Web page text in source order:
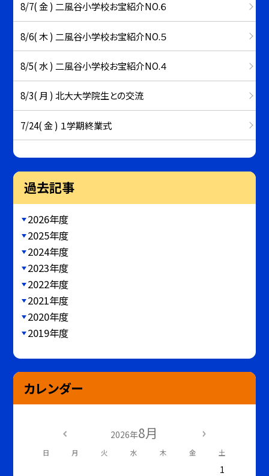
8/7( 金 ) 二風谷小学校お宝紹介NO.６
8/6( 木 ) 二風谷小学校お宝紹介NO.５
8/5( 水 ) 二風谷小学校お宝紹介NO.４
8/3( 月 ) 北大大学院生との交流
7/24( 金 ) １学期終業式
過去記事
2026年度
2025年度
2024年度
2023年度
2022年度
2021年度
2020年度
2019年度
カレンダー
2026年8月
日 月 火 水 木 金 土
1